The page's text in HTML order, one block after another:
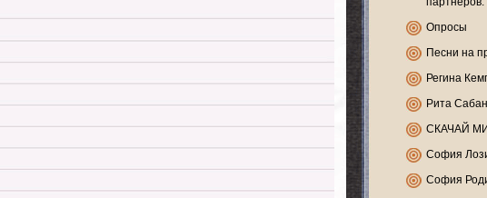
Опросы
Песни на
Регина
Рита
СКАЧАЙ
София
София